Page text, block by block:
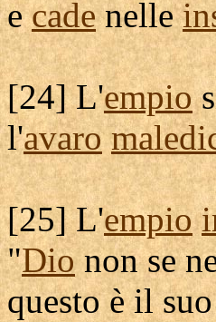
ecadenelle
[24] L'empio
l'avaro
[25] L'empio
"Dionon se
questo è il